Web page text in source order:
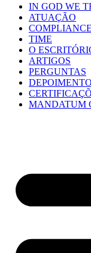
IN GOD WE
ATUAÇÃO
COMPLIANCE
TIME
O
ARTIGOS
PERGUNTAS
MANDATUM